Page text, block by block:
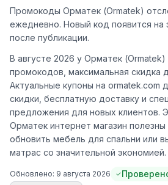
Промокоды Орматек (Ormatek)
ежедневно. Новый код появится на
после публикации.
В августе 2026 у Орматек (Ormatek)
промокодов, максимальная скидка
Актуальные купоны на ormatek.com
скидки, бесплатную доставку и
предложения для новых клиентов.
Орматек интернет магазин
обновить мебель для спальни или
матрас со значительной экономией.
Обновлено: 9 августа 2026